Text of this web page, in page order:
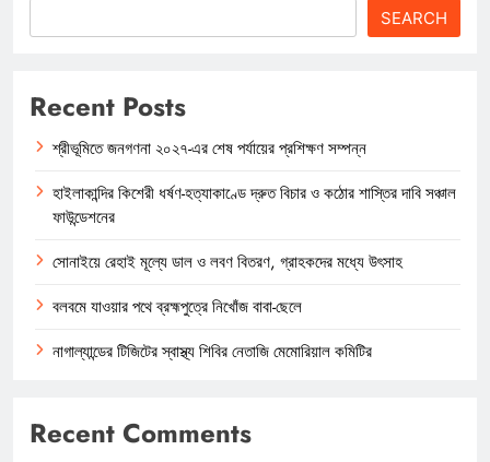
SEARCH
Recent Posts
শ্রীভূমিতে জনগণনা ২০২৭-এর শেষ পর্যায়ের প্রশিক্ষণ সম্পন্ন
হাইলাকান্দির কিশেরী ধর্ষণ-হত্যাকাণ্ডে দ্রুত বিচার ও কঠোর শাস্তির দাবি সঞ্চাল
ফাউন্ডেশনের
সোনাইয়ে রেহাই মূল্যে ডাল ও লবণ বিতরণ, গ্রাহকদের মধ্যে উৎসাহ
বলবমে যাওয়ার পথে ব্রহ্মপুত্রে নিখোঁজ বাবা-ছেলে
নাগাল্যান্ডের টিজিটের স্বাস্থ্য শিবির নেতাজি মেমোরিয়াল কমিটির
Recent Comments